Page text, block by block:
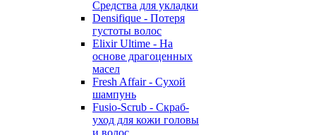
Средства для укладки
Densifique - Потеря
густоты волос
Elixir Ultime - На
основе драгоценных
масел
Fresh Affair - Сухой
шампунь
Fusio-Scrub - Скраб-
уход для кожи головы
и волос